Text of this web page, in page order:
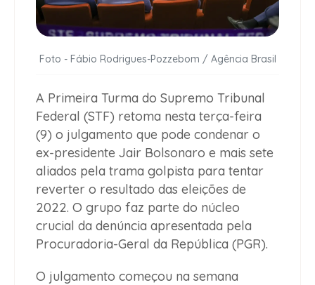
Foto - Fábio Rodrigues-Pozzebom / Agência Brasil
A Primeira Turma do Supremo Tribunal
Federal (STF) retoma nesta terça-feira
(9) o julgamento que pode condenar o
ex-presidente Jair Bolsonaro e mais sete
aliados pela trama golpista para tentar
reverter o resultado das eleições de
2022. O grupo faz parte do núcleo
crucial da denúncia apresentada pela
Procuradoria-Geral da República (PGR).
O julgamento começou na semana